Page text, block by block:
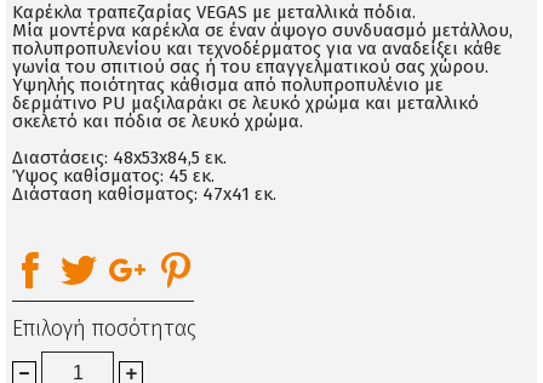
Καρέκλα τραπεζαρίας VEGAS με μεταλλικά πόδια.
Μία μοντέρνα καρέκλα σε έναν άψογο συνδυασμό μετάλλου,
πολυπροπυλενίου και τεχνοδέρματος για να αναδείξει κάθε
γωνία του σπιτιού σας ή του επαγγελματικού σας χώρου.
Υψηλής ποιότητας κάθισμα από πολυπροπυλένιο με
δερμάτινο PU μαξιλαράκι σε λευκό χρώμα και μεταλλικό
σκελετό και πόδια σε λευκό χρώμα.
Διαστάσεις: 48x53x84,5 εκ.
Ύψος καθίσματος: 45 εκ.
Διάσταση καθίσματος: 47x41 εκ.
Επιλογή ποσότητας